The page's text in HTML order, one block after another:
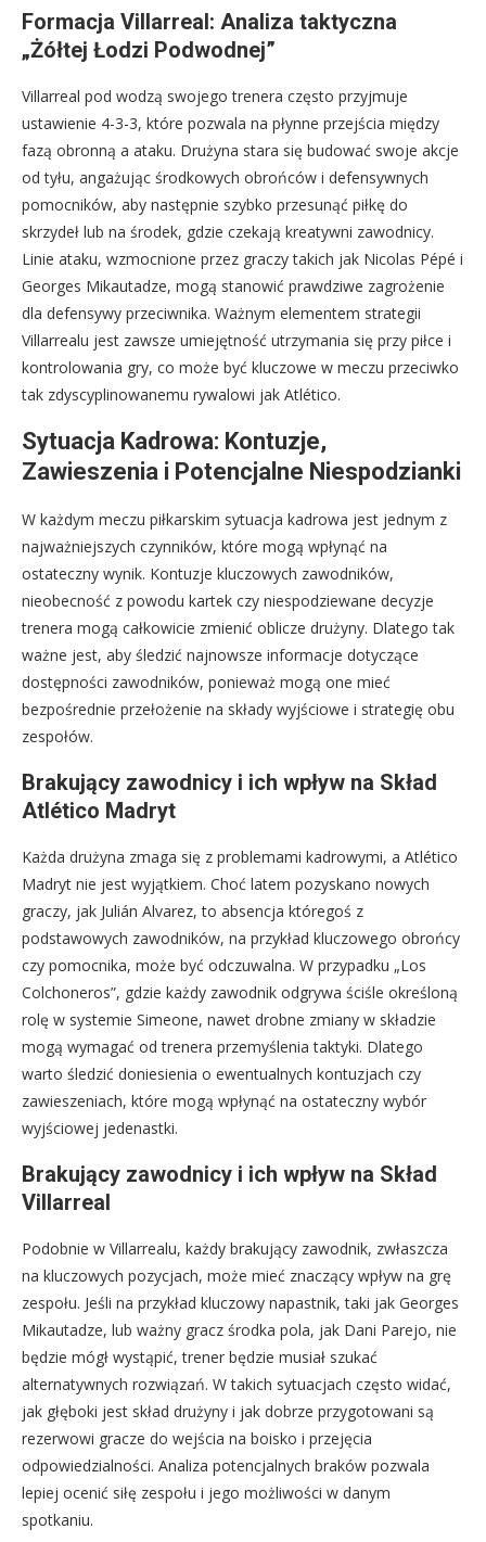
Formacja Villarreal: Analiza taktyczna
„Żółtej Łodzi Podwodnej”
Villarreal pod wodzą swojego trenera często przyjmuje
ustawienie 4-3-3, które pozwala na płynne przejścia między
fazą obronną a ataku. Drużyna stara się budować swoje akcje
od tyłu, angażując środkowych obrońców i defensywnych
pomocników, aby następnie szybko przesunąć piłkę do
skrzydeł lub na środek, gdzie czekają kreatywni zawodnicy.
Linie ataku, wzmocnione przez graczy takich jak Nicolas Pépé i
Georges Mikautadze, mogą stanowić prawdziwe zagrożenie
dla defensywy przeciwnika. Ważnym elementem strategii
Villarrealu jest zawsze umiejętność utrzymania się przy piłce i
kontrolowania gry, co może być kluczowe w meczu przeciwko
tak zdyscyplinowanemu rywalowi jak Atlético.
Sytuacja Kadrowa: Kontuzje,
Zawieszenia i Potencjalne Niespodzianki
W każdym meczu piłkarskim sytuacja kadrowa jest jednym z
najważniejszych czynników, które mogą wpłynąć na
ostateczny wynik. Kontuzje kluczowych zawodników,
nieobecność z powodu kartek czy niespodziewane decyzje
trenera mogą całkowicie zmienić oblicze drużyny. Dlatego tak
ważne jest, aby śledzić najnowsze informacje dotyczące
dostępności zawodników, ponieważ mogą one mieć
bezpośrednie przełożenie na składy wyjściowe i strategię obu
zespołów.
Brakujący zawodnicy i ich wpływ na Skład
Atlético Madryt
Każda drużyna zmaga się z problemami kadrowymi, a Atlético
Madryt nie jest wyjątkiem. Choć latem pozyskano nowych
graczy, jak Julián Alvarez, to absencja któregoś z
podstawowych zawodników, na przykład kluczowego obrońcy
czy pomocnika, może być odczuwalna. W przypadku „Los
Colchoneros”, gdzie każdy zawodnik odgrywa ściśle określoną
rolę w systemie Simeone, nawet drobne zmiany w składzie
mogą wymagać od trenera przemyślenia taktyki. Dlatego
warto śledzić doniesienia o ewentualnych kontuzjach czy
zawieszeniach, które mogą wpłynąć na ostateczny wybór
wyjściowej jedenastki.
Brakujący zawodnicy i ich wpływ na Skład
Villarreal
Podobnie w Villarrealu, każdy brakujący zawodnik, zwłaszcza
na kluczowych pozycjach, może mieć znaczący wpływ na grę
zespołu. Jeśli na przykład kluczowy napastnik, taki jak Georges
Mikautadze, lub ważny gracz środka pola, jak Dani Parejo, nie
będzie mógł wystąpić, trener będzie musiał szukać
alternatywnych rozwiązań. W takich sytuacjach często widać,
jak głęboki jest skład drużyny i jak dobrze przygotowani są
rezerwowi gracze do wejścia na boisko i przejęcia
odpowiedzialności. Analiza potencjalnych braków pozwala
lepiej ocenić siłę zespołu i jego możliwości w danym
spotkaniu.